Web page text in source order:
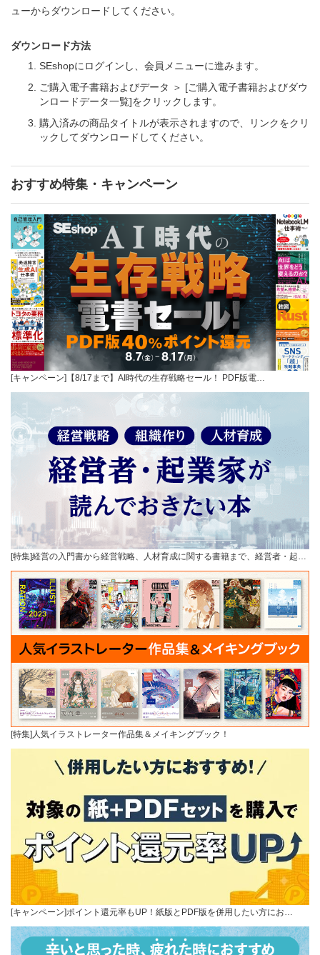
ューからダウンロードしてください。
ダウンロード方法
SEshopにログインし、会員メニューに進みます。
ご購入電子書籍およびデータ ＞ [ご購入電子書籍およびダウ
ンロードデータ一覧]をクリックします。
購入済みの商品タイトルが表示されますので、リンクをクリ
ックしてダウンロードしてください。
おすすめ特集・キャンペーン
[キャンペーン]【8/17まで】AI時代の生存戦略セール！ PDF版電…
[特集]経営の入門書から経営戦略、人材育成に関する書籍まで、経営者・起…
[特集]人気イラストレーター作品集＆メイキングブック！
[キャンペーン]ポイント還元率もUP！紙版とPDF版を併用したい方にお…